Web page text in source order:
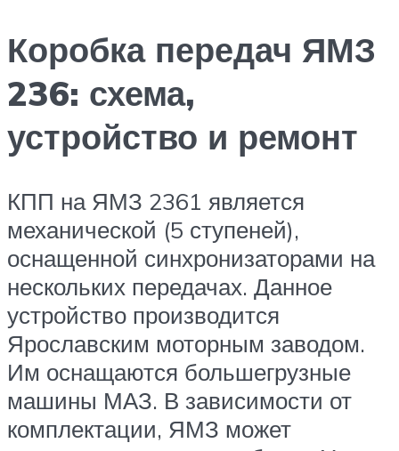
Коробка передач ЯМЗ
236: схема,
устройство и ремонт
КПП на ЯМЗ 2361 является
механической (5 ступеней),
оснащенной синхронизаторами на
нескольких передачах. Данное
устройство производится
Ярославским моторным заводом.
Им оснащаются большегрузные
машины МАЗ. В зависимости от
комплектации, ЯМЗ может